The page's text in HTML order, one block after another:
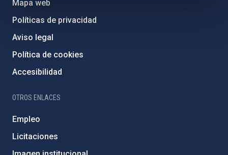
Mapa web
Políticas de privacidad
Aviso legal
Política de cookies
Accesibilidad
OTROS ENLACES
Empleo
Licitaciones